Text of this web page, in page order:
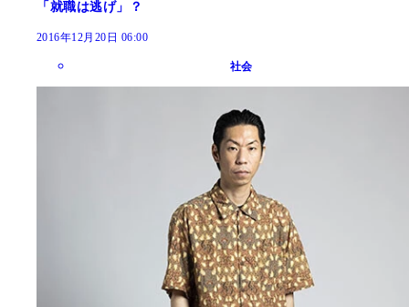
「就職は逃げ」？
2016年12月20日 06:00
社会